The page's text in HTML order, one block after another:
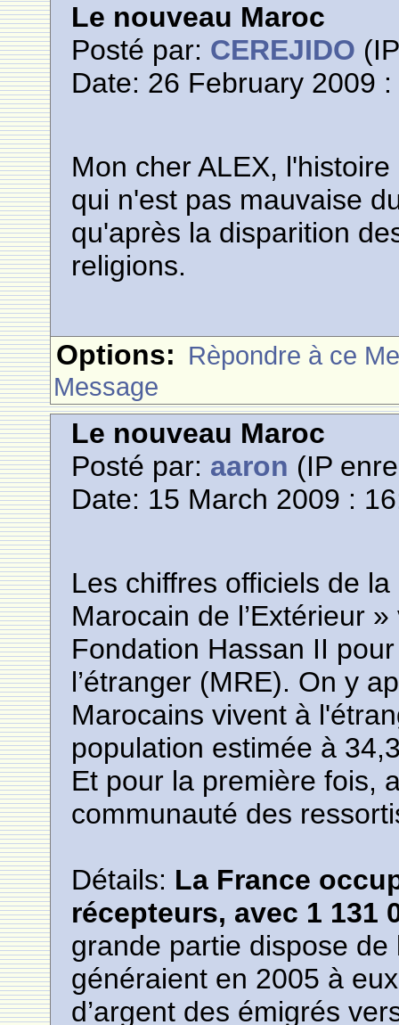
Le nouveau Maroc
Posté par: CEREJIDO
Date: 26 February 2009
Mon cher ALEX,
qui n'est pas mauvaise
qu'après la disparition
religions.
Options: Rèpondre à ce
Message
Le nouveau Maroc
Posté par: aaron (IP
Date: 15 March 2009 :
Les chiffres officiels de
Marocain de l’Extérieur
Fondation Hassan II
l’étranger (MRE). On y
Marocains vivent à
population estimée à
Et pour la première fois,
communauté des
Détails: La France
récepteurs, avec 1 131
grande partie dispose
généraient en 2005 à
d’argent des émigrés